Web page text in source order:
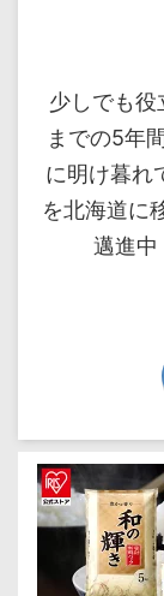
少しでも役
までの5年
に明け暮れ
を北海道に
邁進中